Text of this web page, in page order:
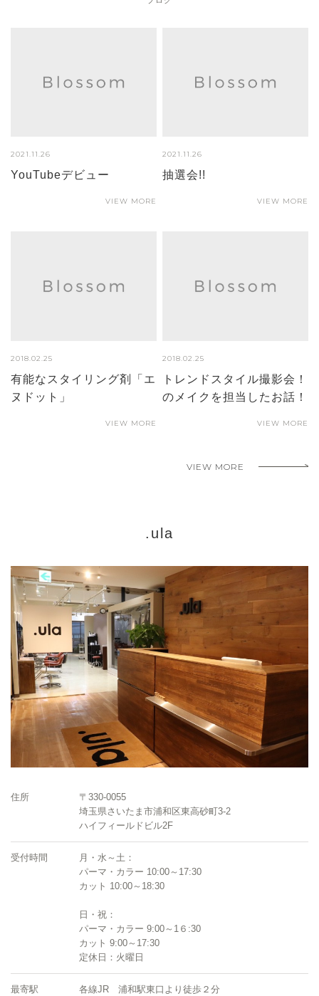
2021.11.26
YouTubeデビュー
VIEW MORE
2021.11.26
抽選会!!
VIEW MORE
2018.02.25
有能なスタイリング剤「エ
ヌドット」
VIEW MORE
2018.02.25
トレンドスタイル撮影会！
のメイクを担当したお話！
VIEW MORE
VIEW MORE
.ula
住所
〒330-0055
埼玉県さいたま市浦和区東高砂町3-2
ハイフィールドビル2F
受付時間
月・水～土：
パーマ・カラー 10:00～17:30
カット 10:00～18:30
日・祝：
パーマ・カラー 9:00～1６:30
カット 9:00～17:30
定休日：火曜日
最寄駅 各線JR 浦和駅東口より徒歩２分